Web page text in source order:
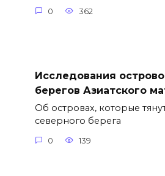
0 362
Исследования
берегов Азиатского
Об островах, которые
северного берега
0 139